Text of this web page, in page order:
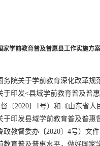
家学前教育普及普惠县工作实施方案
务院关于学前教育深化改革规
于印发<县域学前教育普及普
〔2020〕1号）和《山东省人
于印发县域学前教育普及普惠
教督委办〔2020〕4号）文件
教育普及普惠水平，做好国家